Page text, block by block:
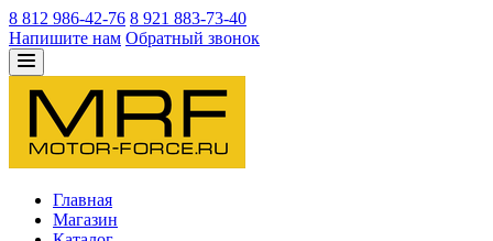
8 812 986-42-76 8 921 883-73-40
Напишите нам Обратный звонок
Главная
Магазин